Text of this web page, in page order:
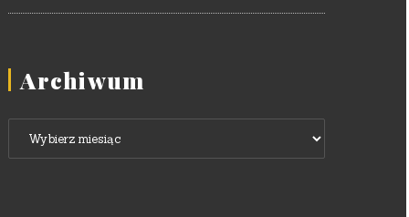
Archiwum
Archiwum